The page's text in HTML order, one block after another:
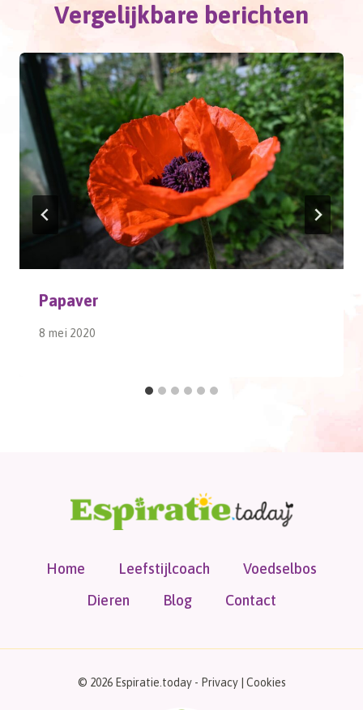
Vergelijkbare berichten
Papaver
8 mei 2020
Home Leefstijlcoach
Voedselbos
Dieren
Blog Contact
© 2026 Espiratie.today - Privacy| Cookies